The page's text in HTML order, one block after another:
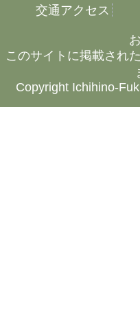
交通アクセス
このサイトに掲載され
Copyright Ichihino-